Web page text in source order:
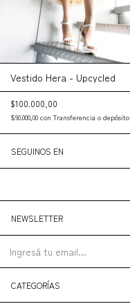
Vestido Hera - Upcycled
$100.000,00
$90.000,00 con Transferencia o depósito
SEGUINOS EN
NEWSLETTER
CATEGORÍAS